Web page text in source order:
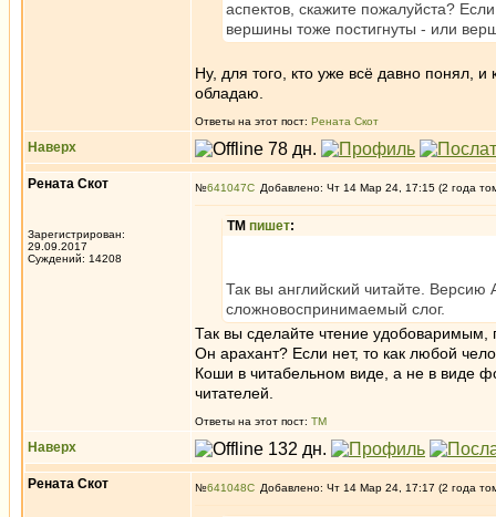
аспектов, скажите пожалуйста?
вершины тоже постигнуты - или
Ну, для того, кто уже всё давно понял,
обладаю.
Ответы на этот пост: Рената Скот
Наверх
Рената Скот
Зарегистрирован:
29.09.2017
Суждений: 14208
№641047 Добавлено: Чт 14 Мар 24, 17:15 (2 года
ТМ пишет:
Так вы английский читайте.
сложновоспринимаемый слог.
Так вы сделайте чтение удобоваримым,
Он арахант? Если нет, то как любой
Коши в читабельном виде, а не в виде
читателей.
Ответы на этот пост: ТМ
Наверх
Рената Скот №641048 Добавлено: Чт 14 Мар 24, 17:17 (2 года